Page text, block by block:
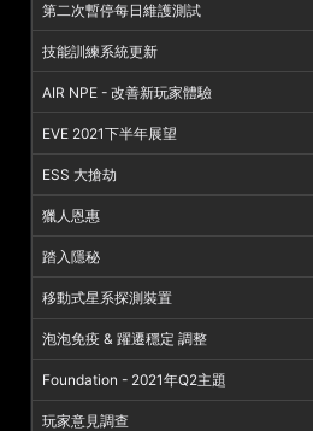
第二次暫停每日維護測試
技能訓練系統更新
AIR NPE - 改善新玩家體驗
EVE 2021下半年展望
ESS 大搶劫
獵人恩惠
踏入隱秘
移動式星系探測裝置
泡泡免疫 & 躍遷穩定 調整
Foundation - 2021年Q2主題
玩家意見調查